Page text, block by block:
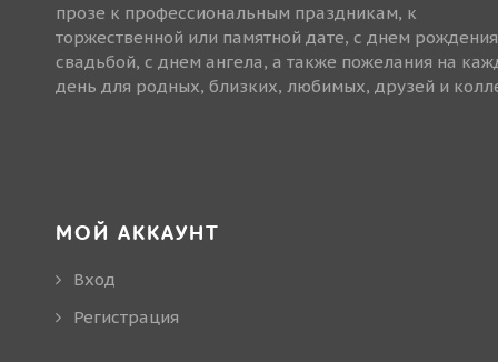
прозе к профессиональным праздникам, к
торжественной или памятной дате, с днем
свадьбой, с днем ангела, а также пожелания на
день для родных, близких, любимых, друзей и
МОЙ АККАУНТ
Вход
Регистрация